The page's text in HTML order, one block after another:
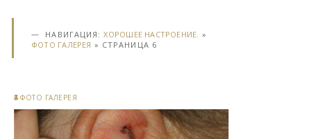
НАВИГАЦИЯ:ХОРОШЕЕ НАСТРОЕНИЕ. »
ФОТО ГАЛЕРЕЯ » СТРАНИЦА 6
ФОТО ГАЛЕРЕЯ